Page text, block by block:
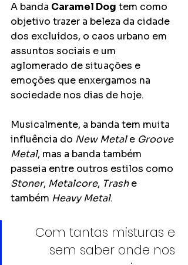
A banda Caramel Dog tem como
objetivo trazer a beleza da cidade
dos excluídos, o caos urbano em
assuntos sociais e um
aglomerado de situações e
emoções que enxergamos na
sociedade nos dias de hoje.
Musicalmente, a banda tem muita
influência do New Metal e Groove
Metal, mas a banda também
passeia entre outros estilos como
Stoner, Metalcore, Trash e
também Heavy Metal.
Com tantas misturas e
sem saber onde nos